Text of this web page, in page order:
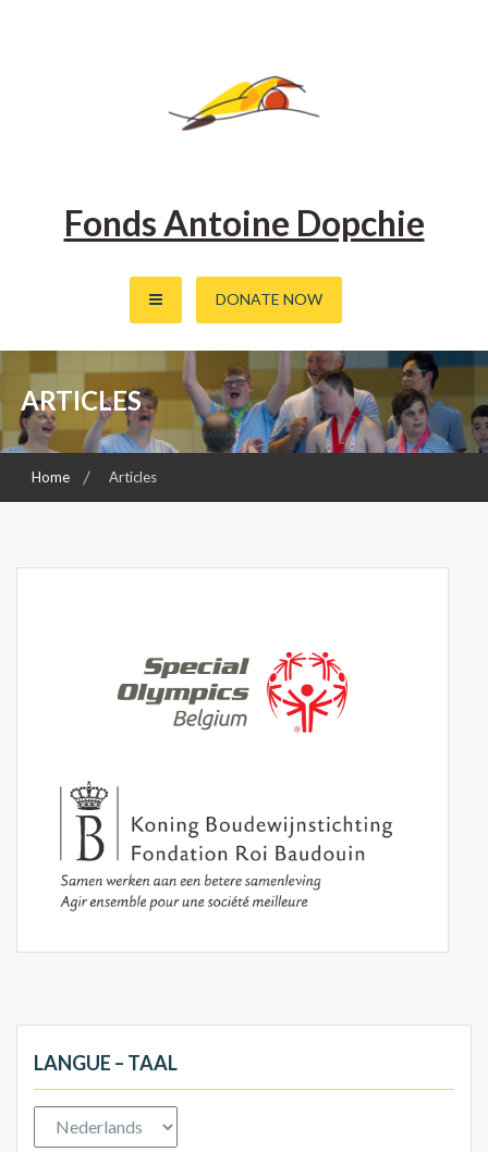
Fonds Antoine Dopchie
DONATE NOW
ARTICLES
Home Articles
LANGUE – TAAL